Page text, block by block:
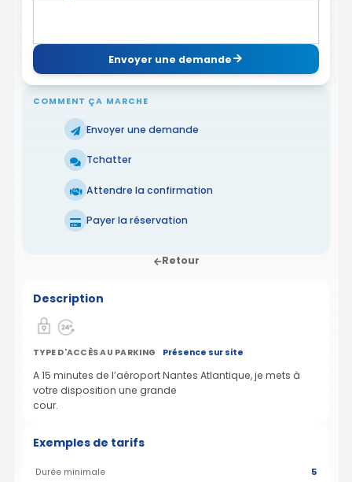
Envoyer une demande
COMMENT ÇA MARCHE
Envoyer une demande
Tchatter
Attendre la confirmation
Payer la réservation
Retour
Description
TYPE D'ACCÈS AU PARKING Présence sur site
A 15 minutes de l’aéroport Nantes Atlantique, je mets à
votre disposition une grande
cour.
Exemples de tarifs
Durée minimale 5